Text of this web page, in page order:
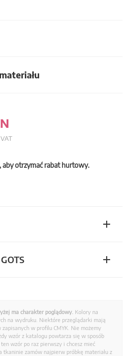
otrzymać rabat hurtowy.
ma charakter poglądowy. Kolory na
na wydruku. Niektóre przeglądarki mają
w profilu CMYK. Nie możemy
wzór z katalogu powtarza się w sposób
wzór po raz pierwszy i chcesz mieć
tkaninie zamów najpierw próbkę materiału z